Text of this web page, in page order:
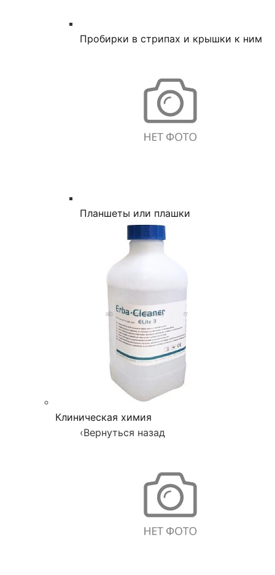
Пробирки в стрипах и крышки к ним
Планшеты или плашки
Клиническая химия
‹Вернуться назад